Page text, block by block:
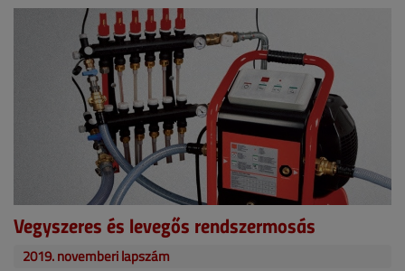
Vegyszeres és levegős rendszermosás
2019. novemberi lapszám